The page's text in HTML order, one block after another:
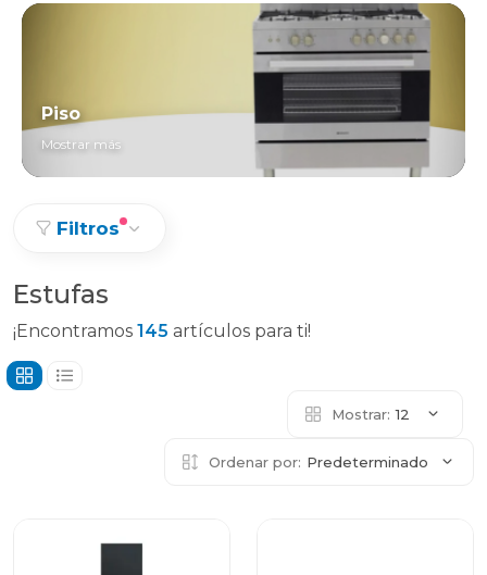
Piso
Mostrar más
Filtros
Estufas
¡Encontramos 145 artículos para ti!
Mostrar: 12
Ordenar por: Predeterminado